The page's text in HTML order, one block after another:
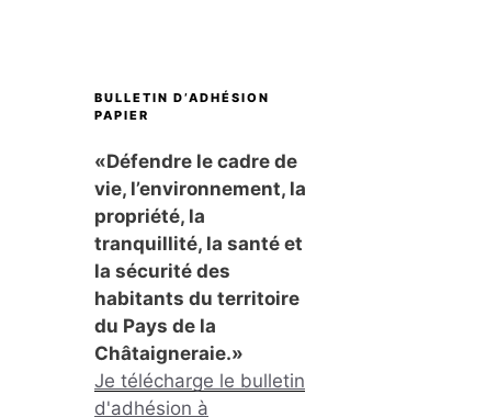
BULLETIN D’ADHÉSION
PAPIER
«Défendre le cadre de
vie, l’environnement, la
propriété, la
tranquillité, la santé et
la sécurité des
habitants du territoire
du Pays de la
Châtaigneraie.»
Je télécharge le bulletin
d'adhésion à